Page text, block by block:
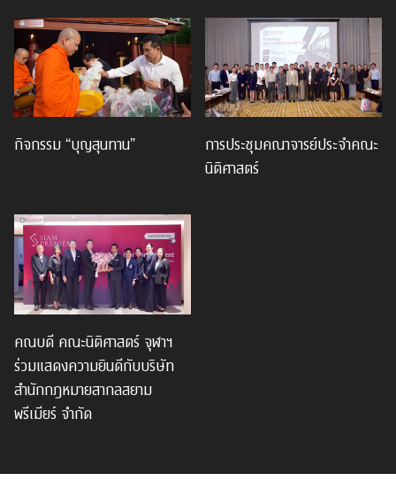
กิจกรรม “บุญสุนทาน”
การประชุมคณาจารย์ประจำคณะ
นิติศาสตร์
คณบดี คณะนิติศาสตร์ จุฬาฯ
ร่วมแสดงความยินดีกับบริษัท
สำนักกฎหมายสากลสยาม
พรีเมียร์ จำกัด